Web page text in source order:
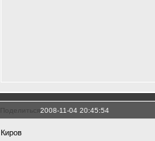
Поделиться2008-11-04 20:45:54
Киров